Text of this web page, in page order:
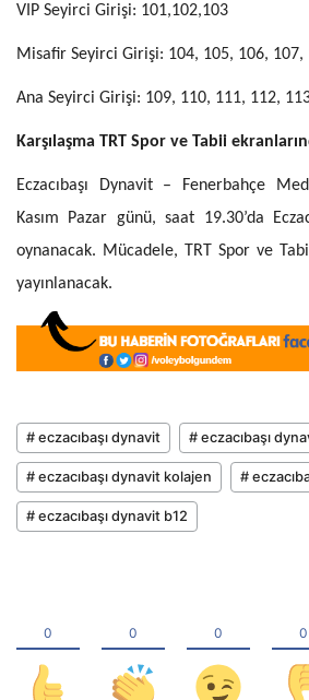
VIP Seyirci Girişi: 101,102,103
Misafir Seyirci Girişi: 104, 105, 106, 107,
Ana Seyirci Girişi: 109, 110, 111, 112,
Karşılaşma TRT Spor ve Tabii
Eczacıbaşı Dynavit – Fenerbahçe
Kasım Pazar günü, saat 19.30’da
oynanacak. Mücadele, TRT Spor ve
yayınlanacak.
# eczacıbaşı dynavit # eczacıbaşı
# eczacıbaşı dynavit kolajen #
# eczacıbaşı dynavit b12